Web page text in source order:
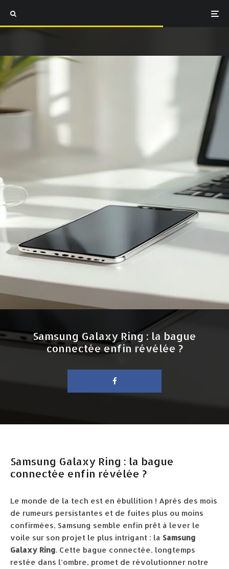
Samsung Galaxy Ring : la bague
connectée enfin révélée ?
Samsung Galaxy Ring : la bague
connectée enfin révélée ?
Le monde de la tech est en ébullition ! Après des mois
de rumeurs persistantes et de fuites plus ou moins
confirmées, Samsung semble enfin prêt à lever le
voile sur son projet le plus intrigant : la Samsung
Galaxy Ring. Cette bague connectée, longtemps
restée dans l’ombre, promet de révolutionner notre